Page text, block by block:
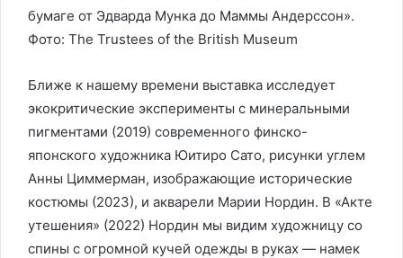
бумаге от Эдварда Мунка до Маммы Андерссон».
Фото: The Trustees of the British Museum
Ближе к нашему времени выставка исследует
экокритические эксперименты с минеральными
пигментами (2019) современного финско-
японского художника Юитиро Сато, рисунки углем
Анны Циммерман, изображающие исторические
костюмы (2023), и акварели Марии Нордин. В «Акте
утешения» (2022) Нордин мы видим художницу со
спины с огромной кучей одежды в руках — намек